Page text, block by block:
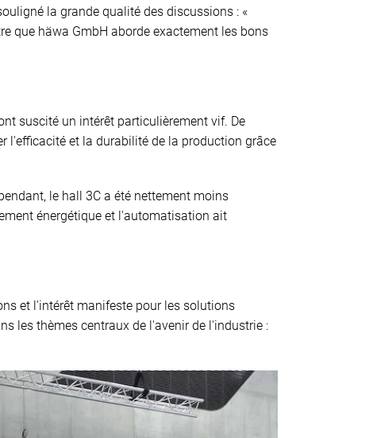
la grande qualité des discussions : «
que häwa GmbH aborde exactement les bons
suscité un intérêt particulièrement vif. De
l'efficacité et la durabilité de la production grâce
le hall 3C a été nettement moins
énergétique et l'automatisation ait
et l'intérêt manifeste pour les solutions
les thèmes centraux de l'avenir de l'industrie :